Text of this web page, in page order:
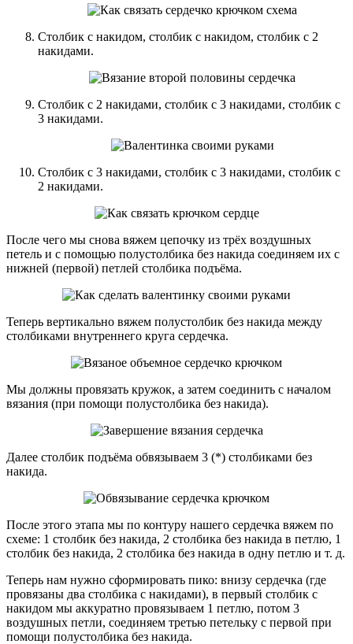
Столбик с накидом, столбик с накидом, столбик с 2
накидами.
Столбик с 2 накидами, столбик с 3 накидами, столбик с
3 накидами.
Столбик с 3 накидами, столбик с 3 накидами, столбик с
2 накидами.
После чего мы снова вяжем цепочку из трёх воздушных
петель и с помощью полустолбика без накида соединяем их с
нижней (первой) петлей столбика подъёма.
Теперь вертикально вяжем полустолбик без накида между
столбиками внутреннего круга сердечка.
Мы должны провязать кружок, а затем соединить с началом
вязания (при помощи полустолбика без накида).
Далее столбик подъёма обвязываем 3 (*) столбиками без
накида.
После этого этапа мы по контуру нашего сердечка вяжем по
схеме: 1 столбик без накида, 2 столбика без накида в петлю, 1
столбик без накида, 2 столбика без накида в одну петлю и т. д.
Теперь нам нужно сформировать пико: внизу сердечка (где
провязаны два столбика с накидами), в первый столбик с
накидом мы аккуратно провязываем 1 петлю, потом 3
воздушных петли, соединяем третью петельку с первой при
помощи полустолбика без накида.